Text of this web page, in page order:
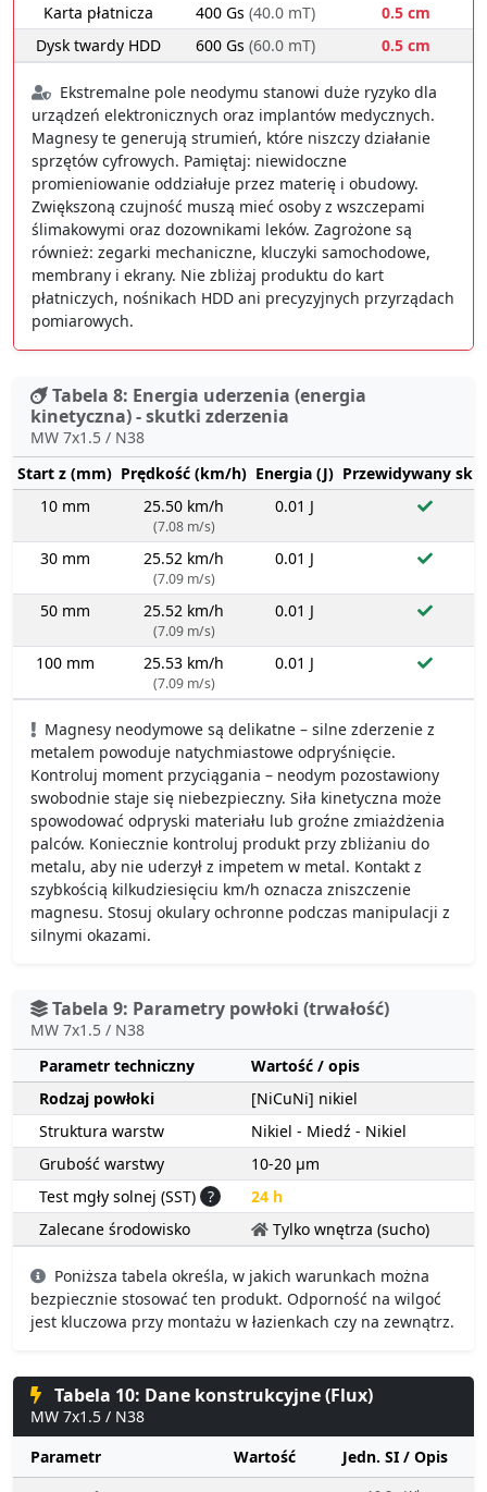
Karta płatnicza
400 Gs (40.0 mT)
0.5 cm
Dysk twardy HDD
600 Gs (60.0 mT) 0.5 cm
Ekstremalne pole neodymu stanowi duże ryzyko dla
urządzeń elektronicznych oraz implantów medycznych.
Magnesy te generują strumień, które niszczy działanie
sprzętów cyfrowych. Pamiętaj: niewidoczne
promieniowanie oddziałuje przez materię i obudowy.
Zwiększoną czujność muszą mieć osoby z wszczepami
ślimakowymi oraz dozownikami leków. Zagrożone są
również: zegarki mechaniczne, kluczyki samochodowe,
membrany i ekrany. Nie zbliżaj produktu do kart
płatniczych, nośnikach HDD ani precyzyjnych przyrządach
pomiarowych.
Tabela 8: Energia uderzenia (energia
kinetyczna) - skutki zderzenia
MW 7x1.5 / N38
Start z (mm) Prędkość (km/h) Energia (J) Przewidywany
10 mm
25.50 km/h
(7.08 m/s)
0.01 J
30 mm 25.52 km/h
(7.09 m/s)
0.01 J
50 mm 25.52 km/h
(7.09 m/s)
0.01 J
100 mm 25.53 km/h
(7.09 m/s)
0.01 J
Magnesy neodymowe są delikatne – silne zderzenie z
metalem powoduje natychmiastowe odpryśnięcie.
Kontroluj moment przyciągania – neodym pozostawiony
swobodnie staje się niebezpieczny. Siła kinetyczna może
spowodować odpryski materiału lub groźne zmiażdżenia
palców. Koniecznie kontroluj produkt przy zbliżaniu do
metalu, aby nie uderzył z impetem w metal. Kontakt z
szybkością kilkudziesięciu km/h oznacza zniszczenie
magnesu. Stosuj okulary ochronne podczas manipulacji z
silnymi okazami.
Tabela 9: Parametry powłoki (trwałość)
MW 7x1.5 / N38
Parametr techniczny
Wartość / opis
Rodzaj powłoki
[NiCuNi] nikiel
Struktura warstw
Nikiel - Miedź - Nikiel
Grubość warstwy
10-20 µm
Test mgły solnej (SST) ?
24 h
Zalecane środowisko
Tylko wnętrza (sucho)
Poniższa tabela określa, w jakich warunkach można
bezpiecznie stosować ten produkt. Odporność na wilgoć
jest kluczowa przy montażu w łazienkach czy na zewnątrz.
Tabela 10: Dane konstrukcyjne (Flux)
MW 7x1.5 / N38
Parametr
Wartość
Jedn. SI / Opis